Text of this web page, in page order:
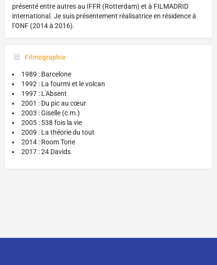
présenté entre autres au IFFR (Rotterdam) et à FILMADRID
international. Je suis présentement réalisatrice en résidence à
l’ONF (2014 à 2016).
Filmographie
1989 : Barcelone
1992 : La fourmi et le volcan
1997 : L'Absent
2001 : Du pic au cœur
2003 : Giselle (c.m.)
2005 : 538 fois la vie
2009 : La théorie du tout
2014 : Room Tone
2017 : 24 Davids